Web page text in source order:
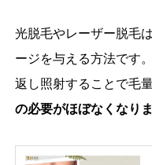
光脱毛やレーザー脱毛
ージを与える方法です
返し照射することで毛
の必要がほぼなくなりま